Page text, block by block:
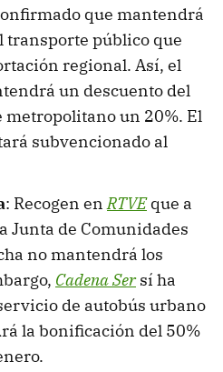
que mantendrá
transporte público que
regional. Así, el
un descuento del
metropolitano un 20%. El
subvencionado al
: Recogen enRTVEque a
Junta de Comunidades
no mantendrá los
Cadena Sersí ha
de autobús urbano
la bonificación del 50%